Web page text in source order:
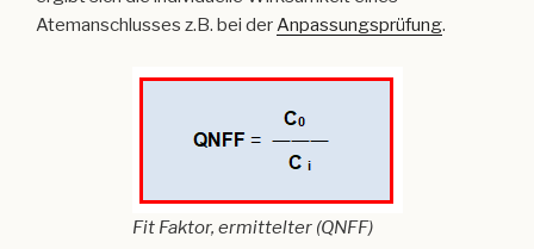
Atemanschlusses z.B. bei derAnpassungsprüfung.
Fit Faktor, ermittelter (QNFF)